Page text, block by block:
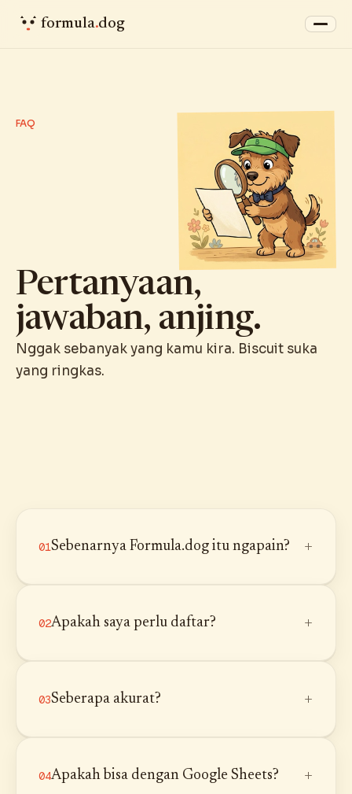
formula.dog
FAQ
Pertanyaan,
jawaban, anjing.
Nggak sebanyak yang kamu kira. Biscuit suka
yang ringkas.
01Sebenarnya Formula.dog itu ngapain? +
02Apakah saya perlu daftar? +
03Seberapa akurat? +
04Apakah bisa dengan Google Sheets? +